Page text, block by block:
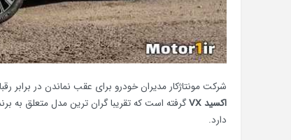
شرکت مونتاژکار مدیران خودرو برای عقب نماندن در برابر
اکسید VX
گرفته است که تقریبا گران ترین مدل متعلق به
دارد.